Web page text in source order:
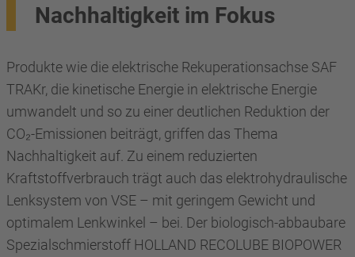
Nachhaltigkeit im Fokus
Produkte wie die elektrische Rekuperationsachse SAF
TRAKr, die kinetische Energie in elektrische Energie
umwandelt und so zu einer deutlichen Reduktion der
CO₂-Emissionen beiträgt, griffen das Thema
Nachhaltigkeit auf. Zu einem reduzierten
Kraftstoffverbrauch trägt auch das elektrohydraulische
Lenksystem von VSE – mit geringem Gewicht und
optimalem Lenkwinkel – bei. Der biologisch-abbaubare
Spezialschmierstoff HOLLAND RECOLUBE BIOPOWER